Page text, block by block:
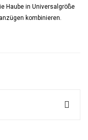
Haube in Universalgröße
kombinieren.